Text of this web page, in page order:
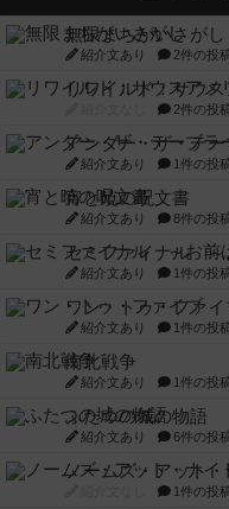
無限まちがいさがし
紹介文あり 2件の投
リワイルド：サウス
2件の投
アンダー・ザ・テー
紹介文あり 1件の投
宵と暁の呪文書
紹介文あり 8件の投
セミファイナル ～
紹介文あり 1件の投
ワン・トゥ・ファイ
紹介文あり 1件の投
南北戦争
紹介文あり 1件の投
ふたつの城の物語
紹介文あり 6件の投
ノームズ・アット・
1件の投